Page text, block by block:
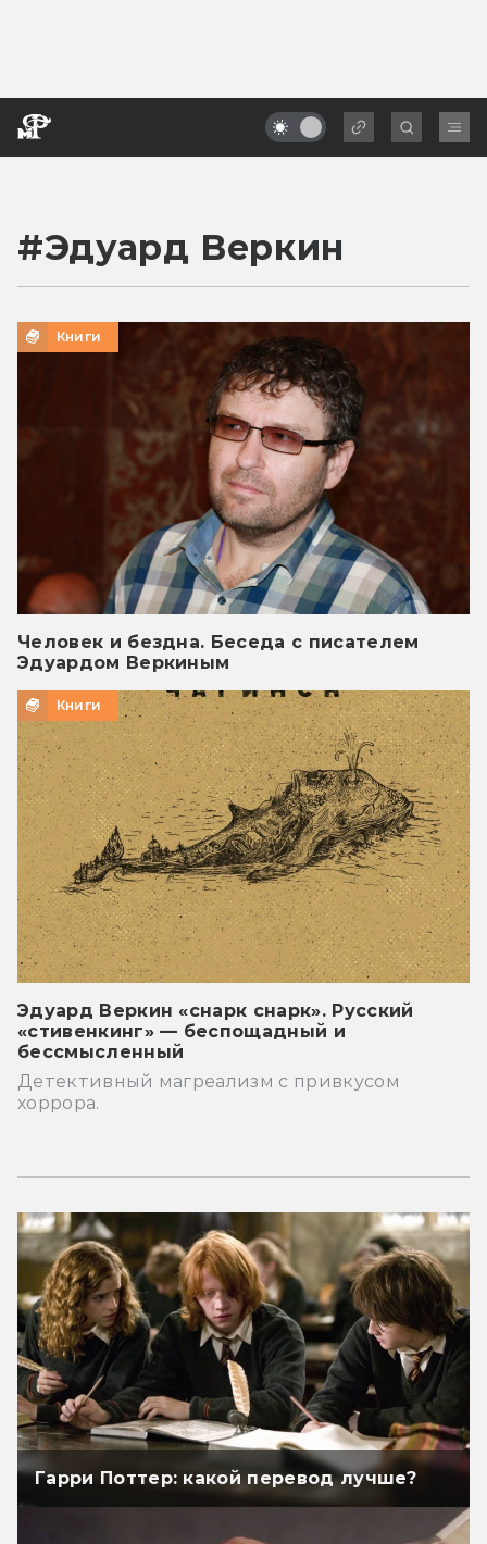
#Эдуард Веркин
Книги
Человек и бездна. Беседа с писателем
Эдуардом Веркиным
Книги
Эдуард Веркин «снарк снарк». Русский
«стивенкинг» — беспощадный и
бессмысленный
Детективный магреализм с привкусом
хоррора.
Гарри Поттер: какой перевод лучше?